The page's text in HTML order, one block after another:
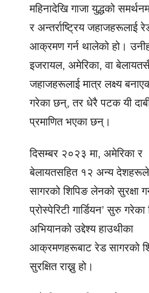
महिनादेखि गाजा युद्धको
र अन्तर्राष्ट्रिय जहाजहरूलाई
आक्रमण गर्न थालेको हो।
इजरायल, अमेरिका, वा
जहाजहरूलाई मात्र लक्ष्य
गरेका छन्, तर धेरै पटक यी
प्रमाणित भएका छन्।
दिसम्बर २०२३ मा, अमेरिका र
बेलायतसहित १२ अन्य
सागरको शिपिङ लेनको सुरक्षा
प्रोस्पेरिटी गार्डियन’ सुरु
अभियानको उद्देश्य हाउथीका
आक्रमणहरूबाट रेड सागरको
सुरक्षित राख्नु हो।